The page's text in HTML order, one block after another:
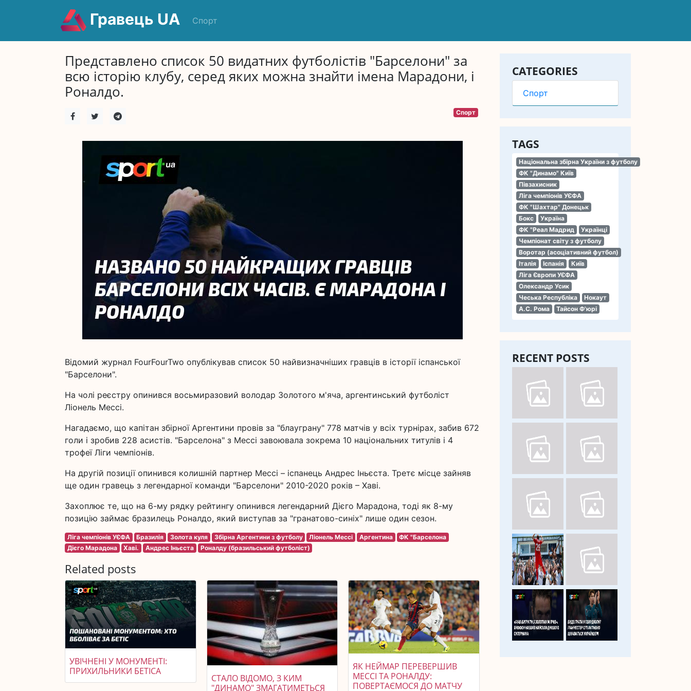
Гравець UA Спорт
CATEGORIES
Спорт
TAGS
Національна збірна України з футболу
ФК "Динамо" Київ
Півзахисник
Ліга чемпіонів УЄФА
ФК "Шахтар" Донецьк
Бокс
Україна
ФК "Реал Мадрид
Українці
Чемпіонат світу з футболу
Воротар (асоціативний футбол)
Італія
Іспанія
Київ
Ліга Європи УЄФА
Олександр Усик
Чеська Республіка
Нокаут
А.С. Рома
Тайсон Ф'юрі
RECENT POSTS
Представлено список 50 видатних футболістів "Барселони" за
всю історію клубу, серед яких можна знайти імена Марадони, і
Роналдо.
Спорт
Відомий журнал FourFourTwo опублікував список 50 найвизначніших гравців в історії іспанської
"Барселони".
На чолі реєстру опинився восьмиразовий володар Золотого м'яча, аргентинський футболіст
Ліонель Мессі.
Нагадаємо, що капітан збірної Аргентини провів за "блауграну" 778 матчів у всіх турнірах, забив 672
голи і зробив 228 асистів. "Барселона" з Мессі завоювала зокрема 10 національних титулів і 4
трофеї Ліги чемпіонів.
На другій позиції опинився колишній партнер Мессі – іспанець Андрес Іньєста. Третє місце зайняв
ще один гравець з легендарної команди "Барселони" 2010-2020 років – Хаві.
Захоплює те, що на 6-му рядку рейтингу опинився легендарний Дієго Марадона, тоді як 8-му
позицію займає бразилець Роналдо, який виступав за "гранатово-синіх" лише один сезон.
Ліга чемпіонів УЄФА Бразилія Золота куля Збірна Аргентини з футболу Ліонель Мессі Аргентина
ФК "Барселона
Дієго Марадона
Хаві. Андрес Іньєста Роналду (бразильський футболіст)
Related posts
УВІЧНЕНІ У МОНУМЕНТІ:
ПРИХИЛЬНИКИ БЕТІСА
СТАЛО ВІДОМО, З КИМ
"ДИНАМО" ЗМАГАТИМЕТЬСЯ
ЯК НЕЙМАР ПЕРЕВЕРШИВ
МЕССІ ТА РОНАЛДУ:
ПОВЕРТАЄМОСЯ ДО МАТЧУ